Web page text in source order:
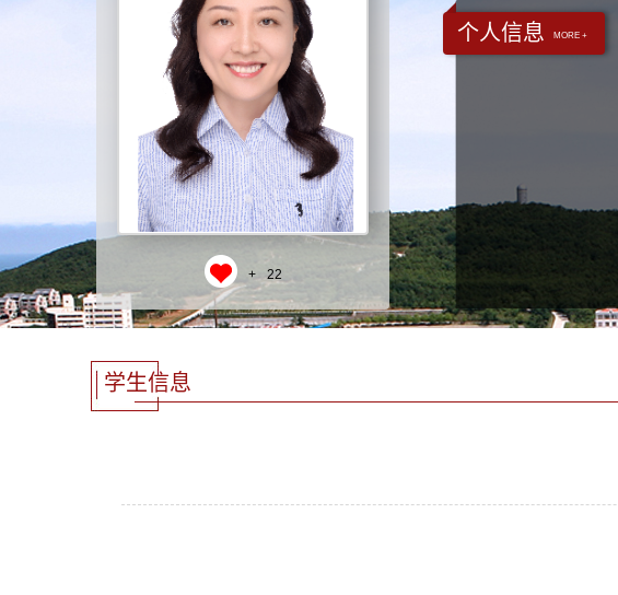
+ 22
个人信息 MORE +
学生信息